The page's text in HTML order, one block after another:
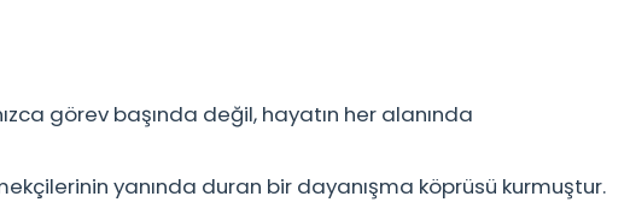
görev başında değil, hayatın her alanında
yanında duran bir dayanışma köprüsü kurmuştur.